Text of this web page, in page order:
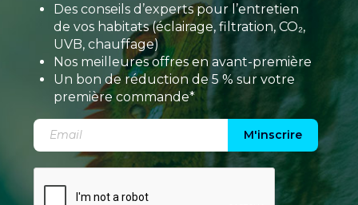
Des conseils d’experts pour l’entretien
de vos habitats (éclairage, filtration, CO₂,
UVB, chauffage)
Nos meilleures offres en avant-première
Un bon de réduction de 5 % sur votre
première commande*
M'inscrire